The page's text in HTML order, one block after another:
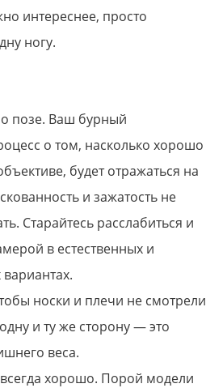
интереснее, просто
ногу.
позе. Ваш бурный
о том, насколько хорошо
будет отражаться на
и зажатость не
Старайтесь расслабиться и
в естественных и
носки и плечи не смотрели
и ту же сторону — это
веса.
хорошо. Порой модели